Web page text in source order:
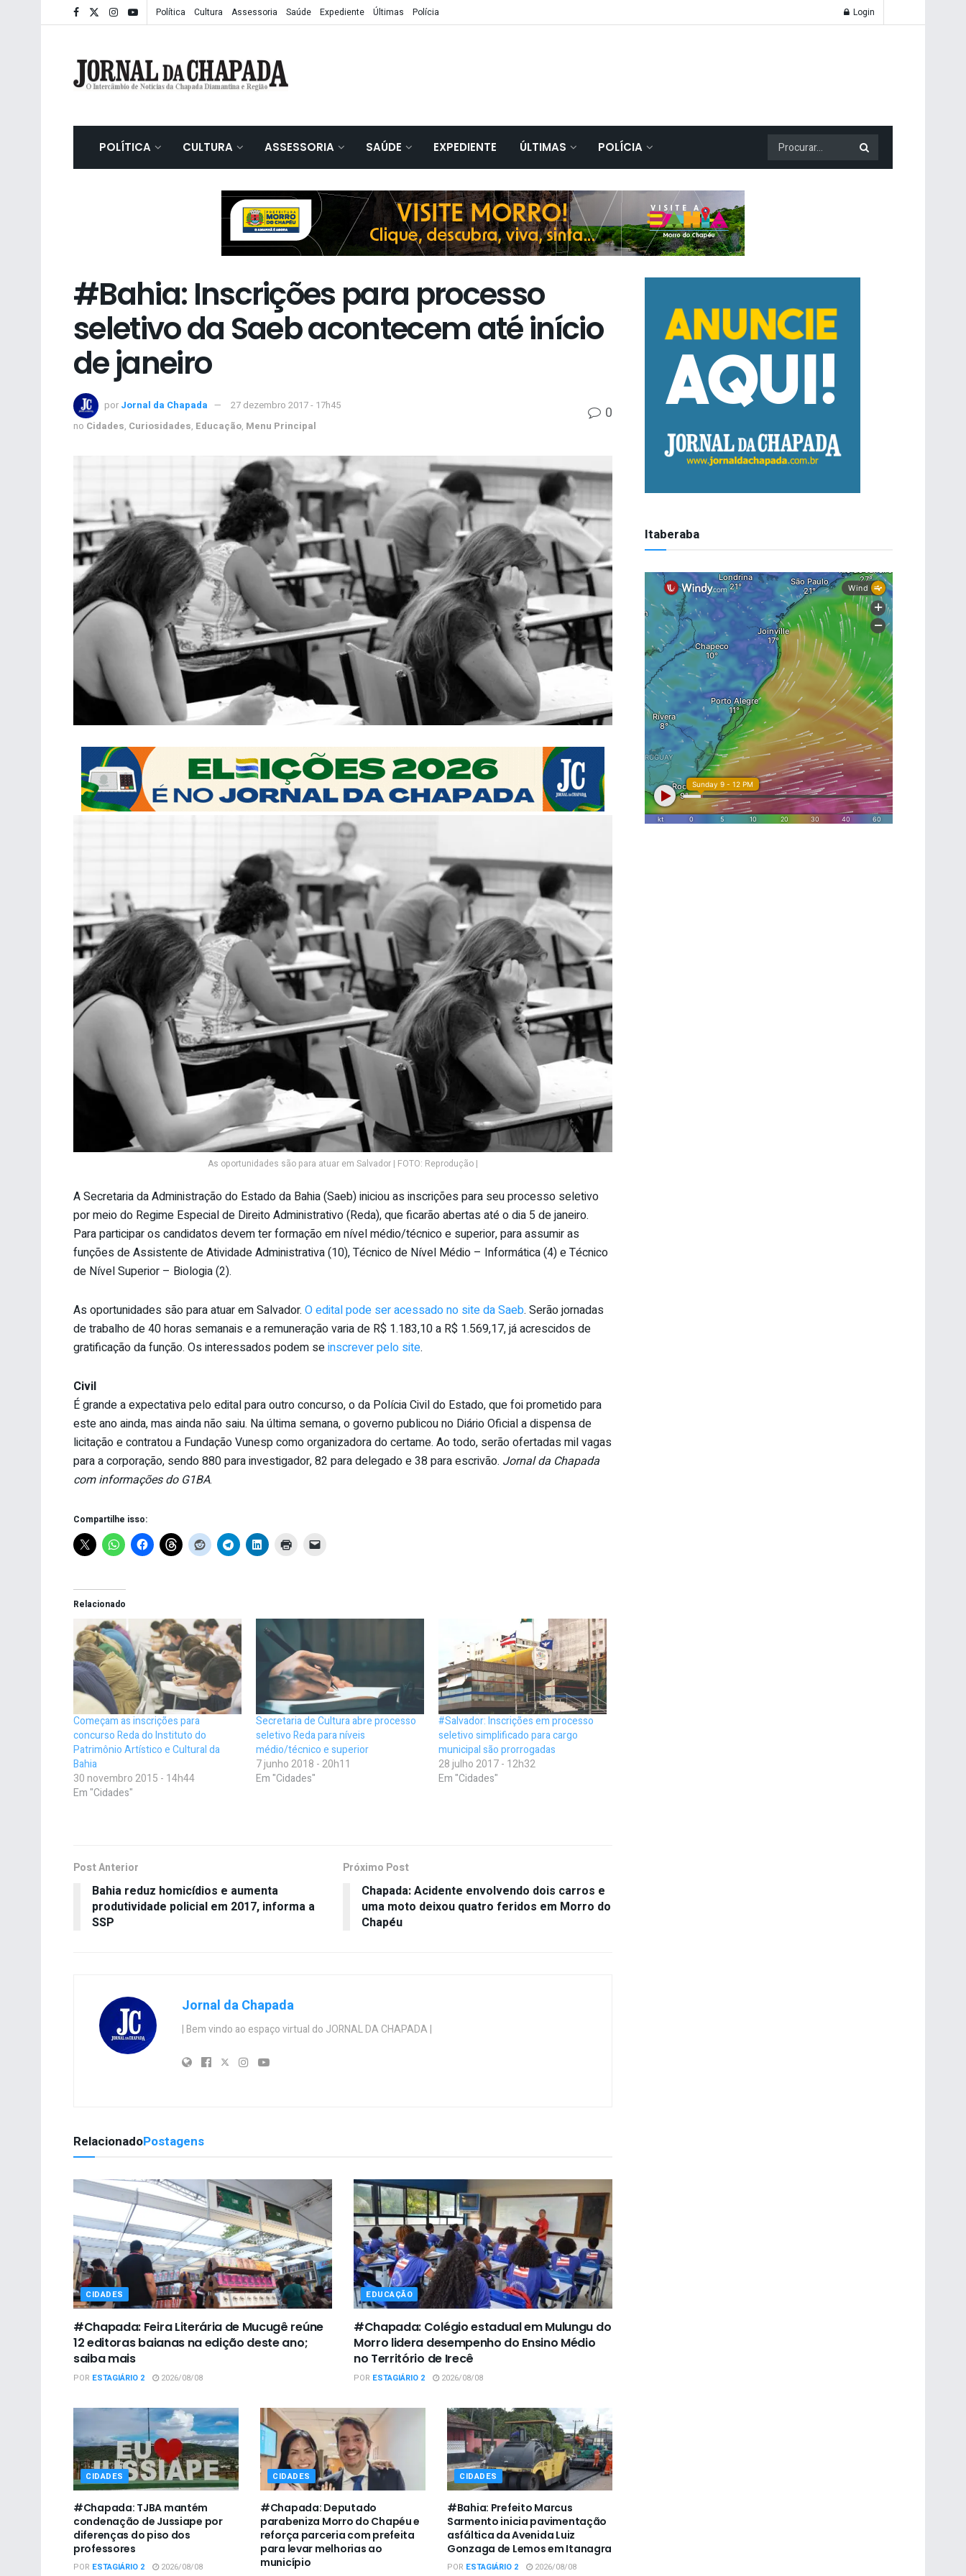
Política Cultura Assessoria Saúde Expediente Últimas Polícia Login
POLÍTICA CULTURA ASSESSORIA SAÚDE EXPEDIENTE ÚLTIMAS POLÍCIA
#Bahia: Inscrições para processo
seletivo da Saeb acontecem até início
de janeiro
por Jornal da Chapada
27 dezembro 2017 - 17h45
no Cidades, Curiosidades, Educação, Menu Principal
0
As oportunidades são para atuar em Salvador | FOTO: Reprodução |
A Secretaria da Administração do Estado da Bahia (Saeb) iniciou as inscrições para seu processo seletivo
por meio do Regime Especial de Direito Administrativo (Reda), que ficarão abertas até o dia 5 de janeiro.
Para participar os candidatos devem ter formação em nível médio/técnico e superior, para assumir as
funções de Assistente de Atividade Administrativa (10), Técnico de Nível Médio – Informática (4) e Técnico
de Nível Superior – Biologia (2).
As oportunidades são para atuar em Salvador. O edital pode ser acessado no site da Saeb. Serão jornadas
de trabalho de 40 horas semanais e a remuneração varia de R$ 1.183,10 a R$ 1.569,17, já acrescidos de
gratificação da função. Os interessados podem seinscrever pelo site.
Civil
É grande a expectativa pelo edital para outro concurso, o da Polícia Civil do Estado, que foi prometido para
este ano ainda, mas ainda não saiu. Na última semana, o governo publicou no Diário Oficial a dispensa de
licitação e contratou a Fundação Vunesp como organizadora do certame. Ao todo, serão ofertadas mil vagas
para a corporação, sendo 880 para investigador, 82 para delegado e 38 para escrivão. Jornal da Chapada
com informações do G1BA.
Compartilhe isso:
Relacionado
Começam as inscrições para
concurso Reda do Instituto do
Patrimônio Artístico e Cultural da
Bahia
30 novembro 2015 - 14h44
Em "Cidades"
Secretaria de Cultura abre processo
seletivo Reda para níveis
médio/técnico e superior
7 junho 2018 - 20h11
Em "Cidades"
#Salvador: Inscrições em processo
seletivo simplificado para cargo
municipal são prorrogadas
28 julho 2017 - 12h32
Em "Cidades"
Post Anterior
Bahia reduz homicídios e aumenta
produtividade policial em 2017, informa a
SSP
Próximo Post
Chapada: Acidente envolvendo dois carros e
uma moto deixou quatro feridos em Morro do
Chapéu
Jornal da Chapada
| Bem vindo ao espaço virtual do JORNAL DA CHAPADA |
RelacionadoPostagens
CIDADES
#Chapada: Feira Literária de Mucugê reúne
12 editoras baianas na edição deste ano;
saiba mais
POR ESTAGIÁRIO 2 2026/08/08
EDUCAÇÃO
#Chapada: Colégio estadual em Mulungu do
Morro lidera desempenho do Ensino Médio
no Território de Irecê
POR ESTAGIÁRIO 2 2026/08/08
CIDADES
#Chapada: TJBA mantém
condenação de Jussiape por
diferenças do piso dos
professores
POR ESTAGIÁRIO 2 2026/08/08
CIDADES
#Chapada: Deputado
parabeniza Morro do Chapéu e
reforça parceria com prefeita
para levar melhorias ao
município
CIDADES
#Bahia: Prefeito Marcus
Sarmento inicia pavimentação
asfáltica da Avenida Luiz
Gonzaga de Lemos em Itanagra
POR ESTAGIÁRIO 2 2026/08/08
Itaberaba